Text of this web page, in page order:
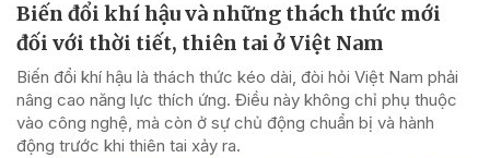
Biến đổi khí hậu và những thách thức mới
đối với thời tiết, thiên tai ở Việt Nam
Biến đổi khí hậu là thách thức kéo dài, đòi hỏi Việt Nam phải
nâng cao năng lực thích ứng. Điều này không chỉ phụ thuộc
vào công nghệ, mà còn ở sự chủ động chuẩn bị và hành
động trước khi thiên tai xảy ra.